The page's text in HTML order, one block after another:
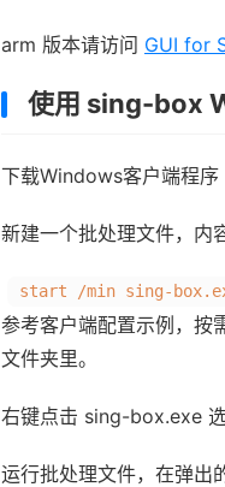
arm 版本请访问 GUI for
使用 sing-box
下载Windows客户端程
新建一个批处理文件，内
start /min sing-
参考客户端配置示例，
文件夹里。
右键点击 sing-box.exe
运行批处理文件，在弹出